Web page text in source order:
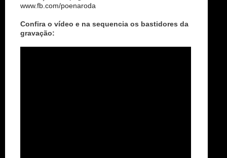
www.fb.com/poenaroda
Confira o vídeo e na sequencia os bastidores da
gravação: